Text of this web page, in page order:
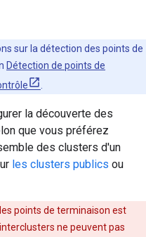
sur la détection des points de
Détection de points de
la découverte des
que vous préférez
des clusters d'un
les clusters publics ou
points de terminaison est
ne peuvent pas